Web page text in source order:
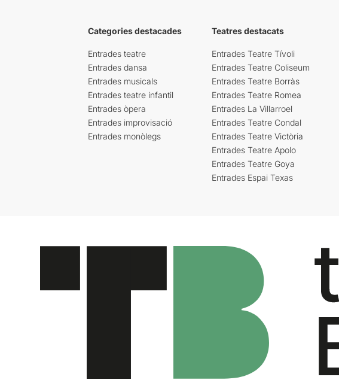
Categories destacades
Entrades teatre
Entrades dansa
Entrades musicals
Entrades teatre infantil
Entrades òpera
Entrades improvisació
Entrades monòlegs
Teatres destacats
Entrades Teatre Tívoli
Entrades Teatre Coliseum
Entrades Teatre Borràs
Entrades Teatre Romea
Entrades La Villarroel
Entrades Teatre Condal
Entrades Teatre Victòria
Entrades Teatre Apolo
Entrades Teatre Goya
Entrades Espai Texas